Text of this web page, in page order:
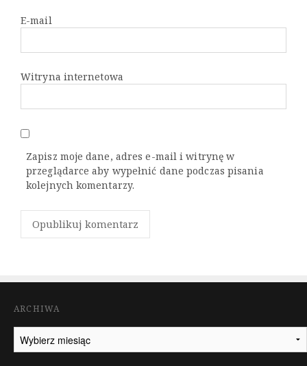
E-mail
Witryna internetowa
Zapisz moje dane, adres e-mail i witrynę w
przeglądarce aby wypełnić dane podczas pisania
kolejnych komentarzy.
ARCHIWA
Archiwa